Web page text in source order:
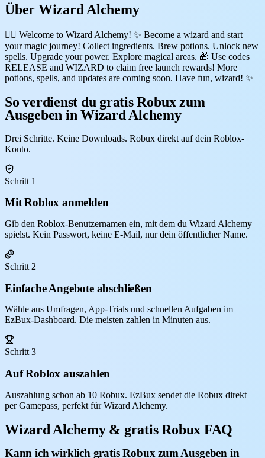
Über Wizard Alchemy
🧙‍♂️ Welcome to Wizard Alchemy! ✨ Become a wizard and start
your magic journey! Collect ingredients. Brew potions. Unlock new
spells. Upgrade your power. Explore magical areas. 🎁 Use codes
RELEASE and WIZARD to claim free launch rewards! More
potions, spells, and updates are coming soon. Have fun, wizard! ✨
So verdienst du gratis Robux zum
Ausgeben in Wizard Alchemy
Drei Schritte. Keine Downloads. Robux direkt auf dein Roblox-
Konto.
Schritt 1
Mit Roblox anmelden
Gib den Roblox-Benutzernamen ein, mit dem du Wizard Alchemy
spielst. Kein Passwort, keine E-Mail, nur dein öffentlicher Name.
Schritt 2
Einfache Angebote abschließen
Wähle aus Umfragen, App-Trials und schnellen Aufgaben im
EzBux-Dashboard. Die meisten zahlen in Minuten aus.
Schritt 3
Auf Roblox auszahlen
Auszahlung schon ab 10 Robux. EzBux sendet die Robux direkt
per Gamepass, perfekt für Wizard Alchemy.
Wizard Alchemy & gratis Robux FAQ
Kann ich wirklich gratis Robux zum Ausgeben in